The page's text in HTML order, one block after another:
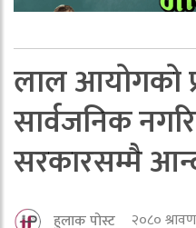
लाल आयोगको
सार्वजनिक
सरकारसम्मै
हुलाक पोस्ट २०८०